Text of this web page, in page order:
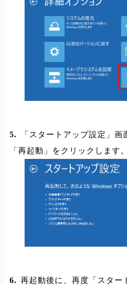
5.
「スタートアップ設定」
「再起動」をクリックします。
6. 再起動後に、再度「スター